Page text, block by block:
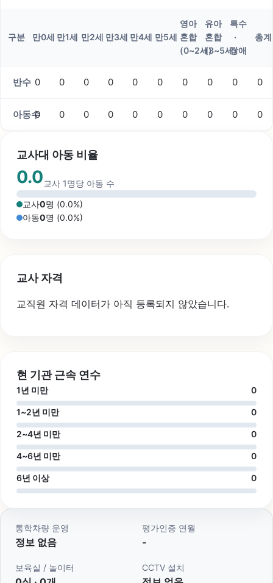
구분 만0세 만1세 만2세 만3세 만4세 만5세
영아
혼합
(0~2세)
유아
혼합
(3~5세)
특수
·
장애
총계
반수 0 0 0 0 0 0 0 0 0 0
아동수
0 0 0 0 0 0 0 0 0 0
교사대 아동 비율
0.0교사 1명당 아동 수
교사0명 (0.0%)
아동0명 (0.0%)
교사 자격
교직원 자격 데이터가 아직 등록되지 않았습니다.
현 기관 근속 연수
1년 미만 0
1~2년 미만 0
2~4년 미만 0
4~6년 미만 0
6년 이상 0
통학차량 운영
정보 없음
평가인증 연월
-
보육실 / 놀이터 CCTV 설치